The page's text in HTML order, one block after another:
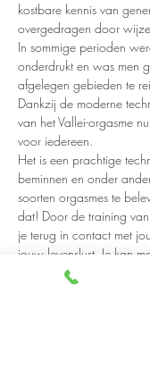
kostbare kennis van
overgedragen door
In sommige perioden
onderdrukt en was men
afgelegen gebieden te
Dankzij de moderne
van het Vallei-orgasme
voor iedereen.
Het is een prachtige
beminnen en onder
soorten orgasmes te
dat! Door de training
je terug in contact met
jouw levenslust. Je kan
je voelt je lekkerder in je
gaat vanuit die volheid